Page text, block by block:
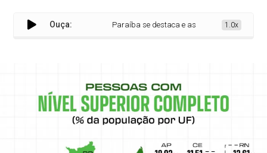
Ouça: Paraíba se destaca e assume a 3ª posição no
1.0x